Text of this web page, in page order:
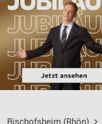
Bischofsheim (Rhön)